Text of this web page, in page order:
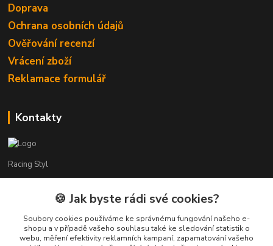
Doprava
Ochrana osobních údajů
Ověřování recenzí
Vrácení zboží
Reklamace formulář
Kontakty
Racing Styl
Karel Muláček
774 51 50 88
(7:00 - 20:00)
shop@racingstyl.com
🍪 Jak byste rádi své cookies?
Soubory cookies používáme ke správnému fungování našeho e-
shopu a v případě vašeho souhlasu také ke sledování statistik o
webu, měření efektivity reklamních kampaní, zapamatování vašeho